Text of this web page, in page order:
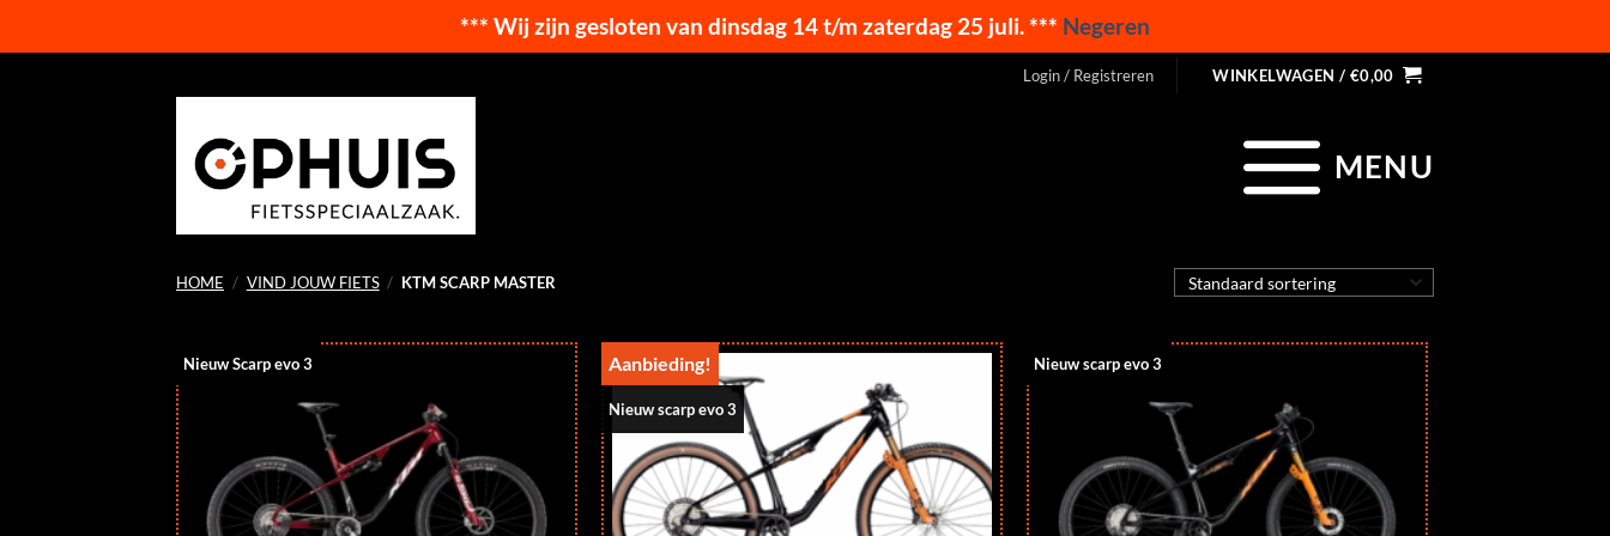
*** Wij zijn gesloten van dinsdag 14 t/m zaterdag 25 juli. *** Negeren
Login / Registreren WINKELWAGEN / €0,00
MENU
HOME / VIND JOUW FIETS / KTM SCARP MASTER
Nieuw Scarp evo 3 Aanbieding!
Nieuw scarp evo 3
Nieuw scarp evo 3